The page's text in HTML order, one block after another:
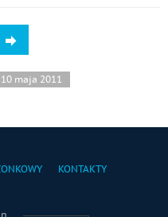
10 maja 2011
KONTAKTY